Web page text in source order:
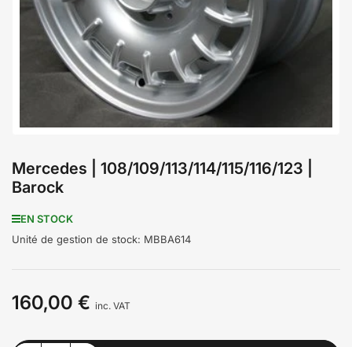
en
modal
Mercedes | 108/109/113/114/115/116/123 |
Barock
EN STOCK
Unité de gestion de stock: MBBA614
Prix
160,00 € inc. VAT